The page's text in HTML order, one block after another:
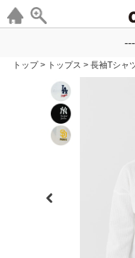
トップ > トップス > 長袖Tシャ